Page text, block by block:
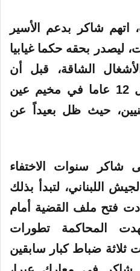
شاكر بدعم الأسير
ليصدر بحقه حكما غيابيا
مع الأشغال الشاقة، قبل أن
يختفي عن الأنظار طوال 12 عاما في مخيم عين
حيث ظل بعيداً عن
2025، أنهى شاكر سنوات الاختفاء
اللبناني، لتبدأ بذلك
فتح ملف القضية أمام
المحاكمة تطورات
ثلاثة ضباط كبار سابقين